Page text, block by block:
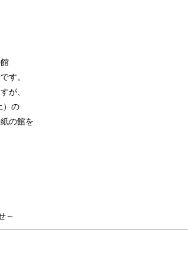
す。
が、
）の
の館を
～